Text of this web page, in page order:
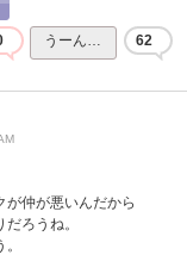
うーん… 62
が仲が悪いんだから
ろうね。